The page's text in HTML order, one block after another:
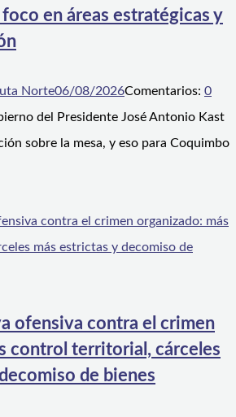
en áreas estratégicas y
Norte06/08/2026Comentarios: 0
del Presidente José Antonio Kast
sobre la mesa, y eso para Coquimbo
ofensiva contra el crimen
control territorial, cárceles
de bienes